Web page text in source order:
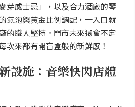
芽威士忌」，以及合力酒廠的琴
氣泡與黃金比例調配，一入口就
的職人堅持。門市未來還會不定
次來都有開盲盒般的新鮮感！
設施：音樂快閃店體